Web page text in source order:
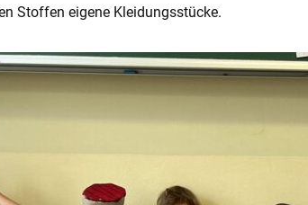
Stoffen eigene Kleidungsstücke.